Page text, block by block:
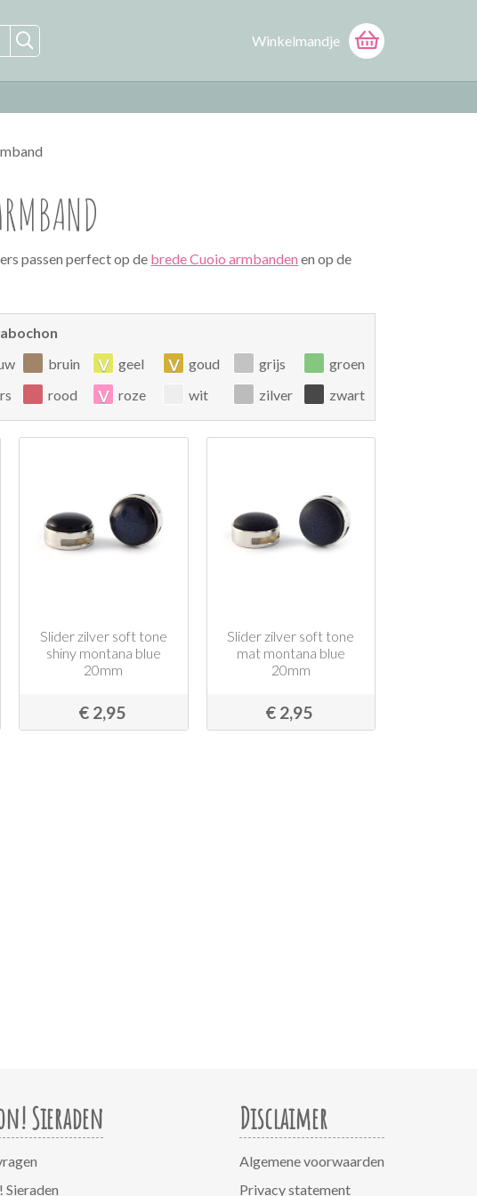
Winkelmandje
passen perfect op de brede Cuoio armbanden en op de
bruin v geel v goud grijs
groen
rood v roze wit zilver zwart
Slider zilver soft tone
shiny montana blue
20mm
€ 2,95
Slider zilver soft tone
mat montana blue
20mm
€ 2,95
Sieraden
Sieraden
Disclaimer
Algemene voorwaarden
Privacy statement